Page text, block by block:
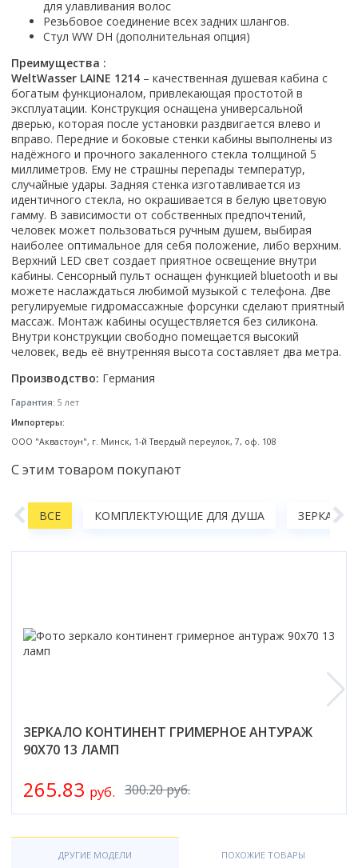
Смотреть все
Способ открывания
С раздвижной дверью
С распашной дверью
Со складной дверью
С открывающейся дверью
Высота кабины
Высокие
Низкие
200 см
До 200 см
Смотреть все
Комплектующие
Сифоны
Ролики
Скребки
Коврик для душевой кабины
Смотреть все
для улавливания волос
Резьбовое соединение всех задних шлангов.
Стул WW DH (дополнительная опция)
Преимущества :
WeltWasser LAINE 1214 – качественная душевая кабина с
богатым функционалом, привлекающая простотой в
эксплуатации. Конструкция оснащена универсальной
дверью, которая после установки раздвигается влево и
вправо. Передние и боковые стенки кабины выполнены из
надёжного и прочного закаленного стекла толщиной 5
миллиметров. Ему не страшны перепады температур,
случайные удары. Задняя стенка изготавливается из
идентичного стекла, но окрашивается в белую цветовую
гамму. В зависимости от собственных предпочтений,
человек может пользоваться ручным душем, выбирая
наиболее оптимальное для себя положение, либо верхним.
Верхний LED свет создает приятное освещение внутри
кабины. Сенсорный пульт оснащен функцией bluetooth и вы
можете наслаждаться любимой музыкой с телефона. Две
регулируемые гидромассажные форсунки сделают приятный
массаж. Монтаж кабины осуществляется без силикона.
Внутри конструкции свободно помещается высокий
человек, ведь её внутренняя высота составляет два метра.
Производство: Германия
Гарантия: 5 лет
Импортеры:
ООО "Аквастоун", г. Минск, 1-й Твердый переулок, 7, оф. 108
С этим товаром покупают
ВСЕ КОМПЛЕКТУЮЩИЕ ДЛЯ ДУША ЗЕРКАЛА
ЗЕРКАЛО КОНТИНЕНТ ГРИМЕРНОЕ АНТУРАЖ
90X70 13 ЛАМП
300.20 руб.
265.83 руб.
ДРУГИЕ МОДЕЛИ ПОХОЖИЕ ТОВАРЫ